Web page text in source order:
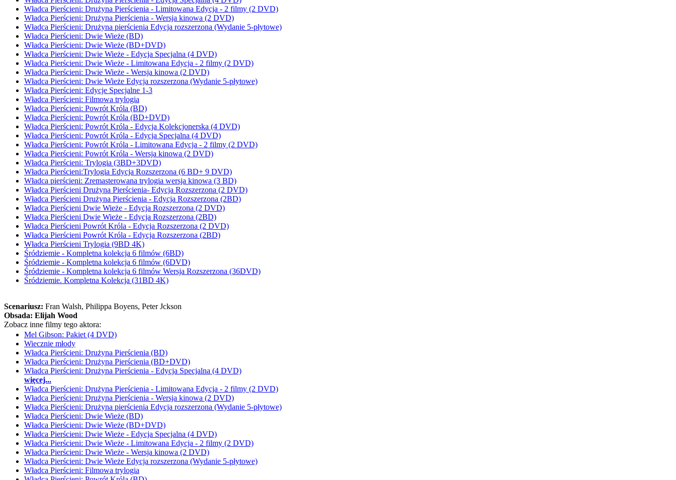
Władca Pierścieni: Drużyna Pierścienia - Limitowana Edycja - 2 filmy (2 DVD)
Władca Pierścieni: Drużyna Pierścienia - Wersja kinowa (2 DVD)
Władca Pierścieni: Drużyna pierścienia Edycja rozszerzona (Wydanie 5-płytowe)
Władca Pierścieni: Dwie Wieże (BD)
Władca Pierścieni: Dwie Wieże (BD+DVD)
Władca Pierścieni: Dwie Wieże - Edycja Specjalna (4 DVD)
Władca Pierścieni: Dwie Wieże - Limitowana Edycja - 2 filmy (2 DVD)
Władca Pierścieni: Dwie Wieże - Wersja kinowa (2 DVD)
Władca Pierścieni: Dwie Wieże Edycja rozszerzona (Wydanie 5-płytowe)
Władca Pierścieni: Edycje Specjalne 1-3
Władca Pierścieni: Filmowa trylogia
Władca Pierścieni: Powrót Króla (BD)
Władca Pierścieni: Powrót Króla (BD+DVD)
Władca Pierścieni: Powrót Króla - Edycja Kolekcjonerska (4 DVD)
Władca Pierścieni: Powrót Króla - Edycja Specjalna (4 DVD)
Władca Pierścieni: Powrót Króla - Limitowana Edycja - 2 filmy (2 DVD)
Władca Pierścieni: Powrót Króla - Wersja kinowa (2 DVD)
Władca Pierścieni: Trylogia (3BD+3DVD)
Władca Pierścieni:Trylogia Edycja Rozszerzona (6 BD+ 9 DVD)
Władca pierścieni: Zremasterowana trylogia wersja kinowa (3 BD)
Władca Pierścieni Drużyna Pierścienia- Edycja Rozszerzona (2 DVD)
Władca Pierścieni Drużyna Pierścienia - Edycja Rozszerzona (2BD)
Władca Pierścieni Dwie Wieże - Edycja Rozszerzona (2 DVD)
Władca Pierścieni Dwie Wieże - Edycja Rozszerzona (2BD)
Władca Pierścieni Powrót Króla - Edycja Rozszerzona (2 DVD)
Władca Pierścieni Powrót Króla - Edycja Rozszerzona (2BD)
Władca Pierścieni Trylogia (9BD 4K)
Śródziemie - Kompletna kolekcja 6 filmów (6BD)
Śródziemie - Kompletna kolekcja 6 filmów (6DVD)
Śródziemie - Kompletna kolekcja 6 filmów Wersja Rozszerzona (36DVD)
Śródziemie. Kompletna Kolekcja (31BD 4K)
Scenariusz: Fran Walsh, Philippa Boyens, Peter Jckson
Obsada: Elijah Wood
Zobacz inne filmy tego aktora:
Mel Gibson: Pakiet (4 DVD)
Wiecznie młody
Władca Pierścieni: Drużyna Pierścienia (BD)
Władca Pierścieni: Drużyna Pierścienia (BD+DVD)
Władca Pierścieni: Drużyna Pierścienia - Edycja Specjalna (4 DVD)
więcej...
Władca Pierścieni: Drużyna Pierścienia - Limitowana Edycja - 2 filmy (2 DVD)
Władca Pierścieni: Drużyna Pierścienia - Wersja kinowa (2 DVD)
Władca Pierścieni: Drużyna pierścienia Edycja rozszerzona (Wydanie 5-płytowe)
Władca Pierścieni: Dwie Wieże (BD)
Władca Pierścieni: Dwie Wieże (BD+DVD)
Władca Pierścieni: Dwie Wieże - Edycja Specjalna (4 DVD)
Władca Pierścieni: Dwie Wieże - Limitowana Edycja - 2 filmy (2 DVD)
Władca Pierścieni: Dwie Wieże - Wersja kinowa (2 DVD)
Władca Pierścieni: Dwie Wieże Edycja rozszerzona (Wydanie 5-płytowe)
Władca Pierścieni: Filmowa trylogia